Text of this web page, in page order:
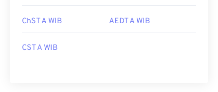
ChST A WIB AEDT A WIB
CST A WIB